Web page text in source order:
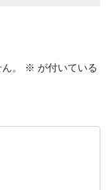
。 ※ が付いている